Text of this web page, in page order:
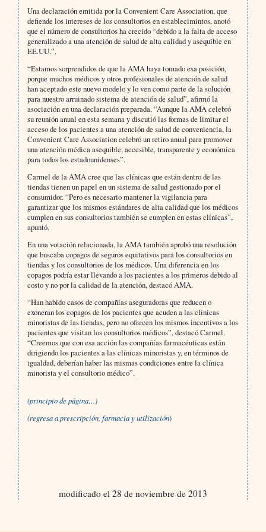
Una declaración emitida por la Convenient Care Association, que
defiende los intereses de los consultorios en establecimintos, anotó
que el número de consultorios ha crecido “debido a la falta de acceso
generalizado a una atención de salud de alta calidad y asequible en
EE.UU.”.
“Estamos sorprendidos de que la AMA haya tomado esa posición,
porque muchos médicos y otros profesionales de atención de salud
han aceptado este nuevo modelo y lo ven como parte de la solución
para nuestro arruinado sistema de atención de salud”, afirmó la
asociación en una declaración preparada. “Aunque la AMA celebró
su reunión anual en esta semana y discutió las formas de limitar el
acceso de los pacientes a una atención de salud de conveniencia, la
Convenient Care Association celebró un retiro anual para promover
una atención médica asequible, accesible, transparente y económica
para todos los estadounidenses”.
Carmel de la AMA cree que las clínicas que están dentro de las
tiendas tienen un papel en un sistema de salud gestionado por el
consumidor. “Pero es necesario mantener la vigilancia para
garantizar que los mismos estándares de alta calidad que los médicos
cumplen en sus consultorios también se cumplen en estas clínicas”,
apuntó.
En una votación relacionada, la AMA también aprobó una resolución
que buscaba copagos de seguros equitativos para los consultorios en
tiendas y los consultorios de los médicos. Una diferencia en los
copagos podría estar llevando a los pacientes a los primeros debido al
costo y no por la calidad de la atención, destacó AMA.
“Han habido casos de compañías aseguradoras que reducen o
exoneran los copagos de los pacientes que acuden a las clínicas
minoristas de las tiendas, pero no ofrecen los mismos incentivos a los
pacientes que visitan los consultorios médicos”, destacó Carmel.
“Creemos que con esa acción las compañías farmacéuticas están
dirigiendo los pacientes a las clínicas minoristas y, en términos de
igualdad, deberían haber las mismas condiciones entre la clínica
minorista y el consultorio médico”.
(principio de página…)
(regresa aprescripción, farmacia y utilización)
modificado el 28 de noviembre de 2013